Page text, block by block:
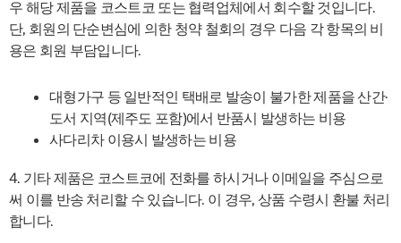
우 해당 제품을 코스트코 또는 협력업체에서 회수할 것입니다.
단, 회원의 단순변심에 의한 청약 철회의 경우 다음 각 항목의 비
용은 회원 부담입니다.
대형가구 등 일반적인 택배로 발송이 불가한 제품을 산간·
도서 지역(제주도 포함)에서 반품시 발생하는 비용
사다리차 이용시 발생하는 비용
4. 기타 제품은 코스트코에 전화를 하시거나 이메일을 주심으로
써 이를 반송 처리할 수 있습니다. 이 경우, 상품 수령시 환불 처리
합니다.